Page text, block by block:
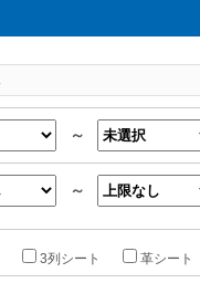
～
～
3列シート 革シート